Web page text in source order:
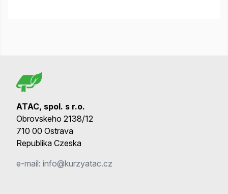
ATAC, spol. s r.o.
Obrovskeho 2138/12
710 00 Ostrava
Republika Czeska
e-mail: info@kurzyatac.cz